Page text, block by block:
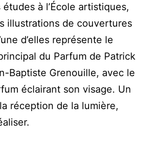
à l’École artistiques,
illustrations de couvertures
d’elles représente le
du Parfum de Patrick
Baptiste Grenouille, avec le
éclairant son visage. Un
réception de la lumière,